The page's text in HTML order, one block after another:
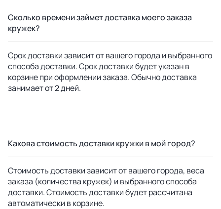
Сколько времени займет доставка моего заказа
кружек?
Срок доставки зависит от вашего города и выбранного
способа доставки. Срок доставки будет указан в
корзине при оформлении заказа. Обычно доставка
занимает от 2 дней.
Какова стоимость доставки кружки в мой город?
Стоимость доставки зависит от вашего города, веса
заказа (количества кружек) и выбранного способа
доставки. Стоимость доставки будет рассчитана
автоматически в корзине.